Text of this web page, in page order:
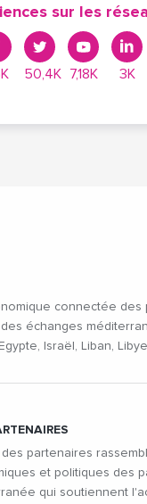
sur les
50,4K 7,18K 3K
connectée des
échanges
Israël, Liban,
des partenaires
et politiques des
qui soutiennent